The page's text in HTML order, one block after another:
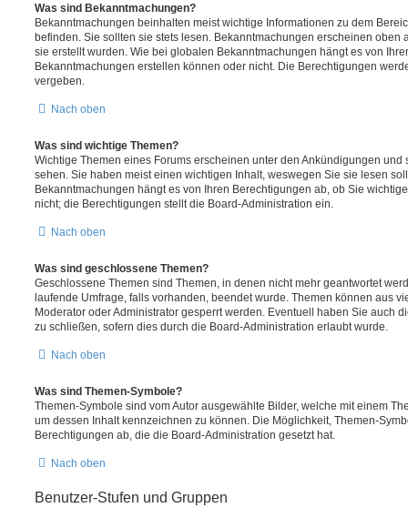
Was sind Bekanntmachungen?
Bekanntmachungen beinhalten meist wichtige Informationen zu dem
befinden. Sie sollten sie stets lesen. Bekanntmachungen erscheinen oben
sie erstellt wurden. Wie bei globalen Bekanntmachungen hängt es von
Bekanntmachungen erstellen können oder nicht. Die Berechtigungen
vergeben.
Nach oben
Was sind wichtige Themen?
Wichtige Themen eines Forums erscheinen unter den Ankündigungen und
sehen. Sie haben meist einen wichtigen Inhalt, weswegen Sie sie lesen
Bekanntmachungen hängt es von Ihren Berechtigungen ab, ob Sie
nicht; die Berechtigungen stellt die Board-Administration ein.
Nach oben
Was sind geschlossene Themen?
Geschlossene Themen sind Themen, in denen nicht mehr geantwortet
laufende Umfrage, falls vorhanden, beendet wurde. Themen können aus
Moderator oder Administrator gesperrt werden. Eventuell haben Sie auch
zu schließen, sofern dies durch die Board-Administration erlaubt wurde.
Nach oben
Was sind Themen-Symbole?
Themen-Symbole sind vom Autor ausgewählte Bilder, welche mit einem
um dessen Inhalt kennzeichnen zu können. Die Möglichkeit, Themen-
Berechtigungen ab, die die Board-Administration gesetzt hat.
Nach oben
Benutzer-Stufen und Gruppen